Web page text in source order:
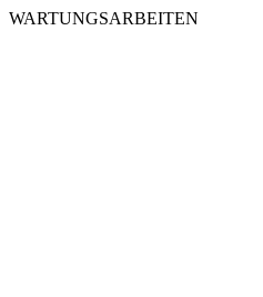
WARTUNGSARBEITEN